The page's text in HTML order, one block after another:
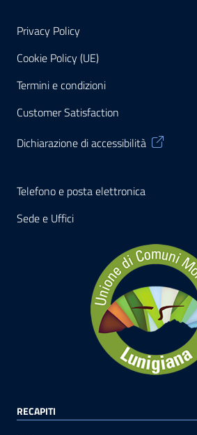
Privacy Policy
Cookie Policy (UE)
Termini e condizioni
Customer Satisfaction
Dichiarazione di accessibilità
Telefono e posta elettronica
Sede e Uffici
RECAPITI